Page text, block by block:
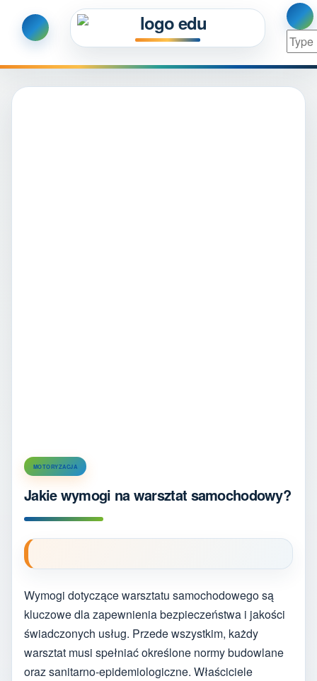
MOTORYZACJA
Jakie wymogi na warsztat samochodowy?
Wymogi dotyczące warsztatu samochodowego są
kluczowe dla zapewnienia bezpieczeństwa i jakości
świadczonych usług. Przede wszystkim, każdy
warsztat musi spełniać określone normy budowlane
oraz sanitarno-epidemiologiczne. Właściciele